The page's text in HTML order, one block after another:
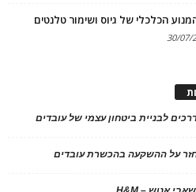
30/07/
על ההשקעה בהכשרת עובדים